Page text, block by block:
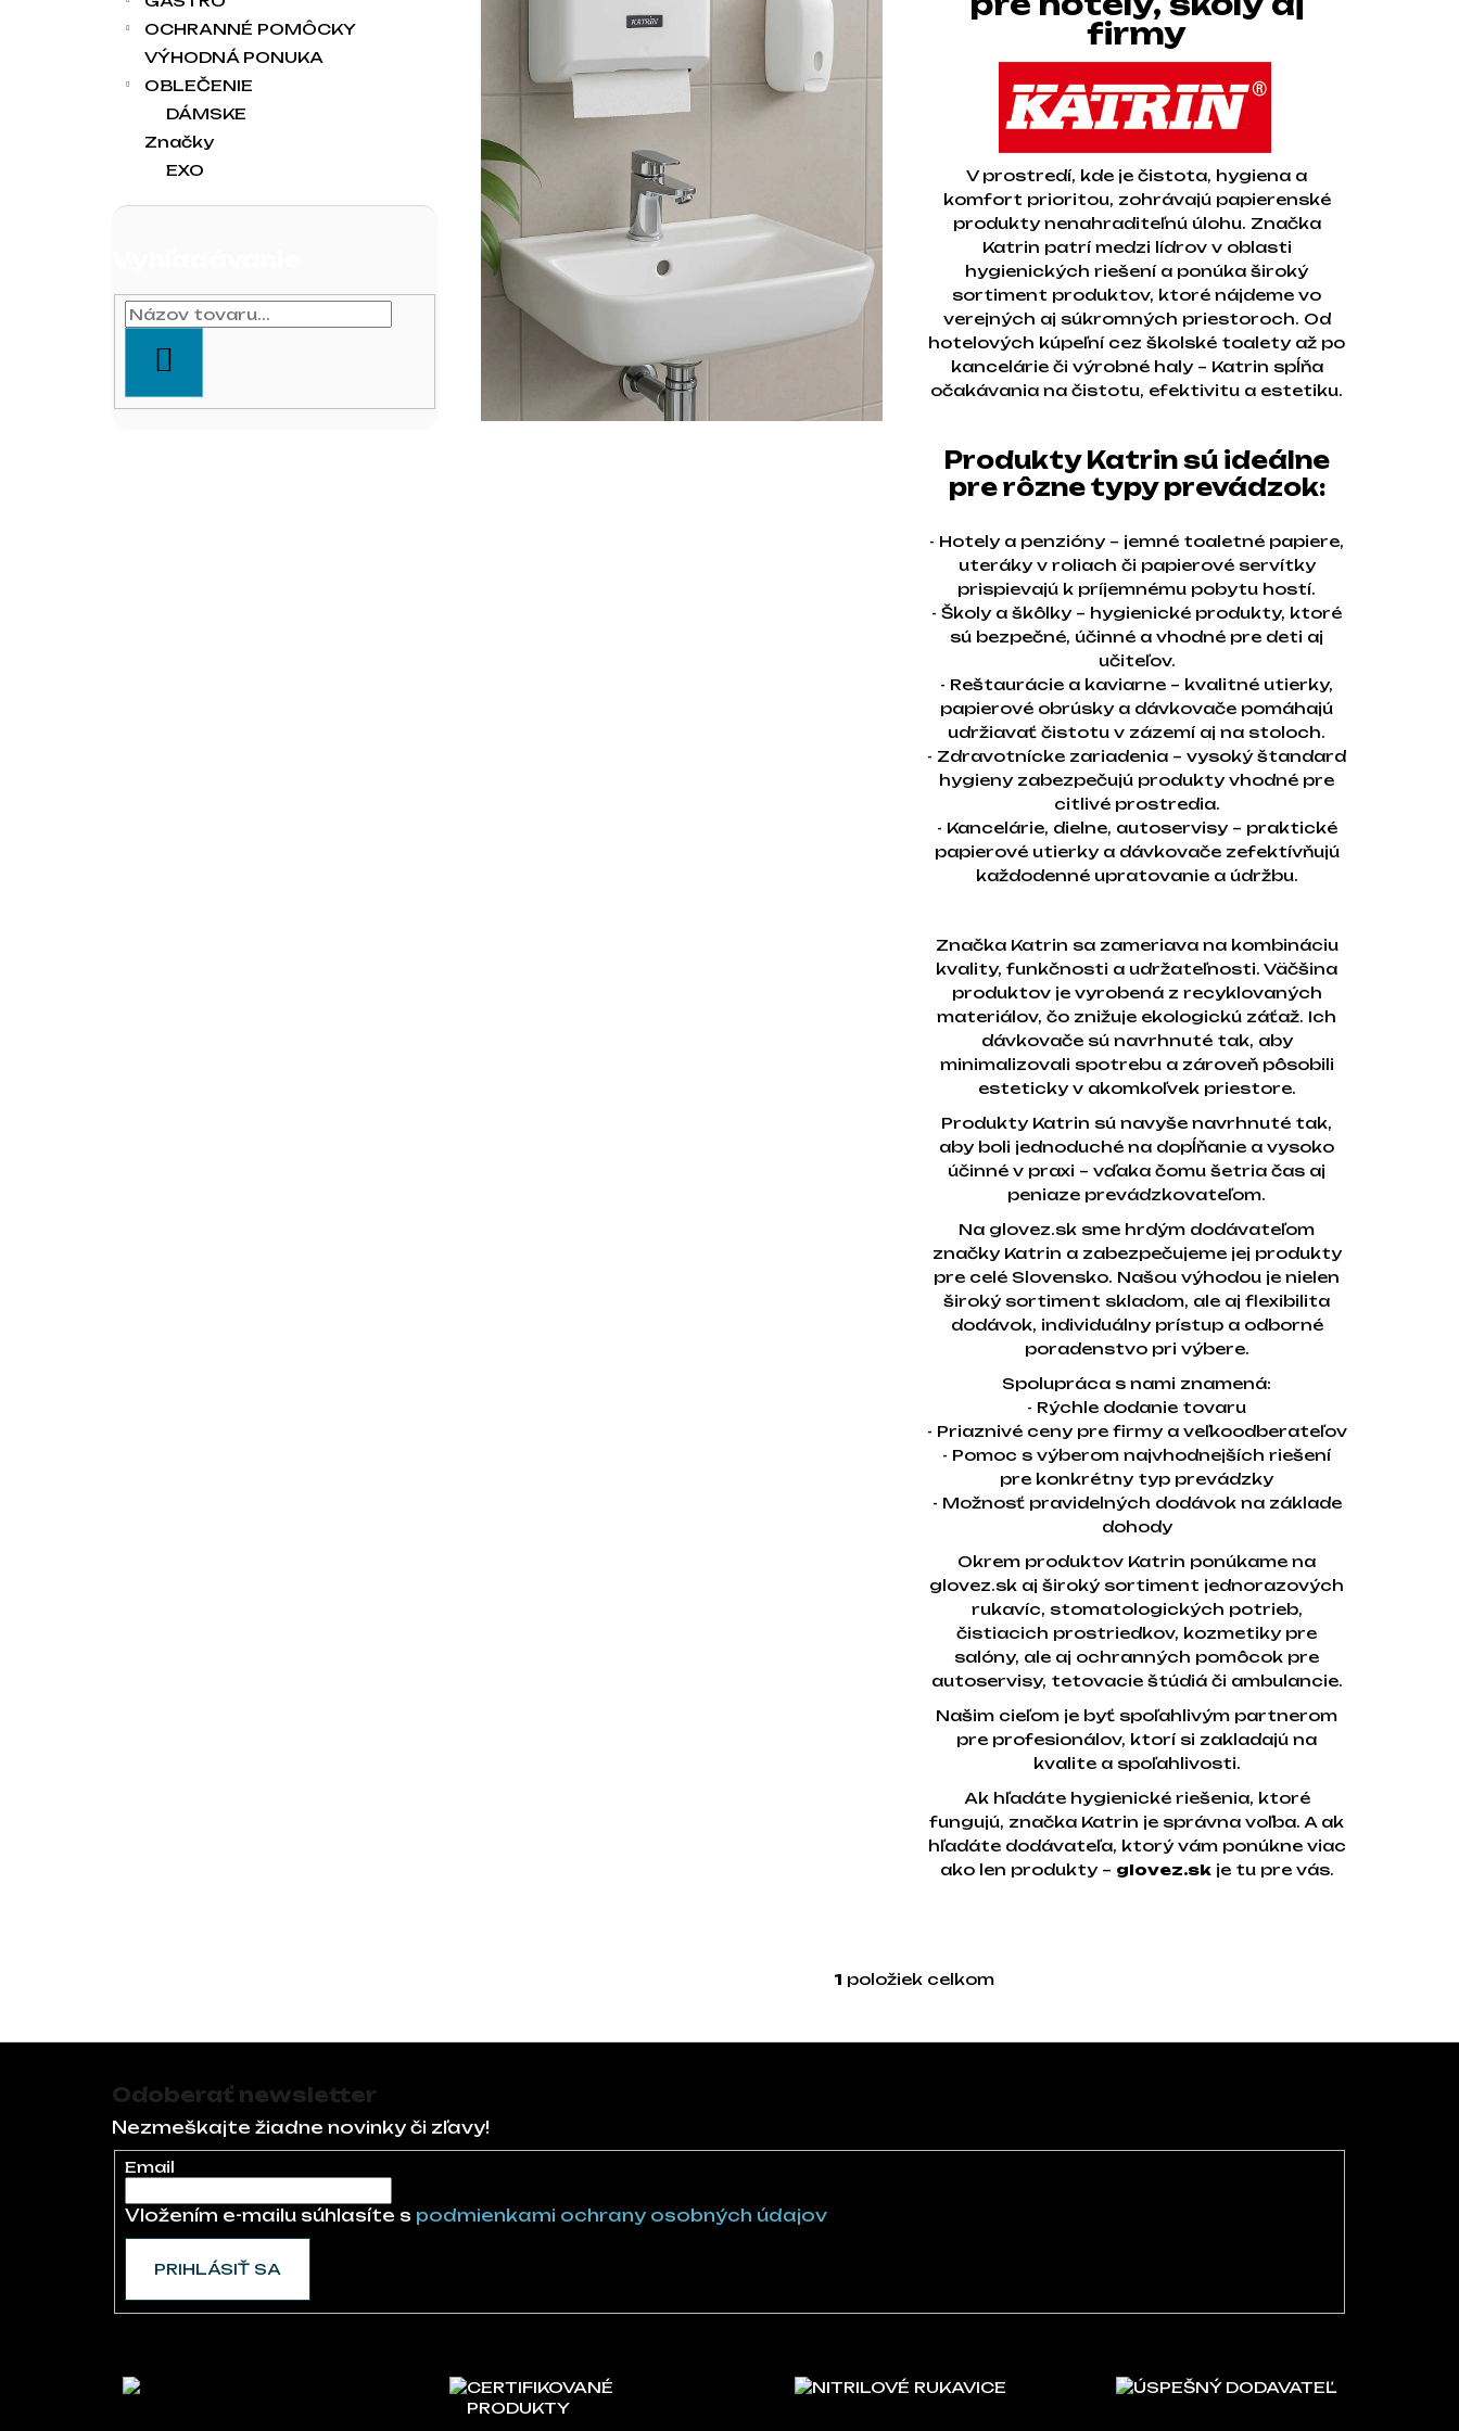
OCHRANNÉ POMÔCKY
VÝHODNÁ PONUKA
OBLEČENIE
DÁMSKE
Značky
EXO
firmy
V prostredí, kde je čistota, hygiena a
komfort prioritou, zohrávajú papierenské
produkty nenahraditeľnú úlohu. Značka
Katrin patrí medzi lídrov v oblasti
hygienických riešení a ponúka široký
sortiment produktov, ktoré nájdeme vo
verejných aj súkromných priestoroch. Od
hotelových kúpeľní cez školské toalety až po
kancelárie či výrobné haly – Katrin spĺňa
očakávania na čistotu, efektivitu a estetiku.
Produkty Katrin sú ideálne
pre rôzne typy prevádzok:
- Hotely a penzióny – jemné toaletné papiere,
uteráky v roliach či papierové servítky
prispievajú k príjemnému pobytu hostí.
- Školy a škôlky – hygienické produkty, ktoré
sú bezpečné, účinné a vhodné pre deti aj
učiteľov.
- Reštaurácie a kaviarne – kvalitné utierky,
papierové obrúsky a dávkovače pomáhajú
udržiavať čistotu v zázemí aj na stoloch.
- Zdravotnícke zariadenia – vysoký štandard
hygieny zabezpečujú produkty vhodné pre
citlivé prostredia.
- Kancelárie, dielne, autoservisy – praktické
papierové utierky a dávkovače zefektívňujú
každodenné upratovanie a údržbu.
Značka Katrin sa zameriava na kombináciu
kvality, funkčnosti a udržateľnosti. Väčšina
produktov je vyrobená z recyklovaných
materiálov, čo znižuje ekologickú záťaž. Ich
dávkovače sú navrhnuté tak, aby
minimalizovali spotrebu a zároveň pôsobili
esteticky v akomkoľvek priestore.
Produkty Katrin sú navyše navrhnuté tak,
aby boli jednoduché na dopĺňanie a vysoko
účinné v praxi – vďaka čomu šetria čas aj
peniaze prevádzkovateľom.
Na glovez.sk sme hrdým dodávateľom
značky Katrin a zabezpečujeme jej produkty
pre celé Slovensko. Našou výhodou je nielen
široký sortiment skladom, ale aj flexibilita
dodávok, individuálny prístup a odborné
poradenstvo pri výbere.
Spolupráca s nami znamená:
- Rýchle dodanie tovaru
- Priaznivé ceny pre firmy a veľkoodberateľov
- Pomoc s výberom najvhodnejších riešení
pre konkrétny typ prevádzky
- Možnosť pravidelných dodávok na základe
dohody
Okrem produktov Katrin ponúkame na
glovez.sk aj široký sortiment jednorazových
rukavíc, stomatologických potrieb,
čistiacich prostriedkov, kozmetiky pre
salóny, ale aj ochranných pomôcok pre
autoservisy, tetovacie štúdiá či ambulancie.
Našim cieľom je byť spoľahlivým partnerom
pre profesionálov, ktorí si zakladajú na
kvalite a spoľahlivosti.
Ak hľadáte hygienické riešenia, ktoré
fungujú, značka Katrin je správna voľba. A ak
hľadáte dodávateľa, ktorý vám ponúkne viac
ako len produkty – glovez.skje tu pre vás.
Ovládacie prvky výpisu
1 položiek celkom
Odoberať newsletter
Nezmeškajte žiadne novinky či zľavy!
Email
Vložením e-mailu súhlasíte s podmienkami ochrany osobných údajov
PRIHLÁSIŤ SA
CERTIFIKOVANÉ
PRODUKTY
NITRILOVÉ RUKAVICE ÚSPEŠNÝ DODAVATEĽ